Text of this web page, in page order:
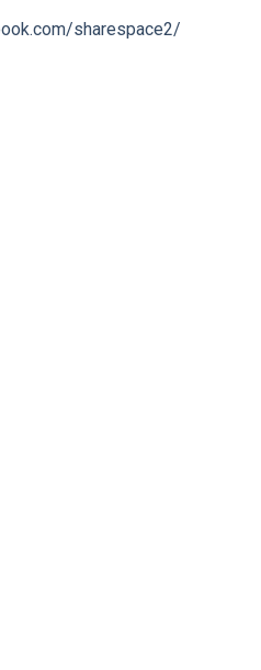
sharespace2/